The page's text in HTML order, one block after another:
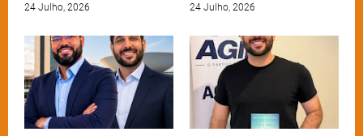
24 Julho, 2026 24 Julho, 2026